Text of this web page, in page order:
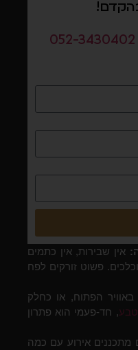
052-3430402
אין שבירות, אין כתמים
פשוט זורקים לפח
הפתוח, או כחלק
, חד-פעמי הוא פתרון
אירוע עם כמה